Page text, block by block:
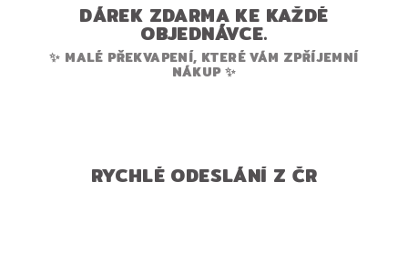
DÁREK ZDARMA KE KAŽDÉ
OBJEDNÁVCE.
✨ MALÉ PŘEKVAPENÍ, KTERÉ VÁM ZPŘÍJEMNÍ
NÁKUP ✨
RYCHLÉ ODESLÁNÍ Z ČR